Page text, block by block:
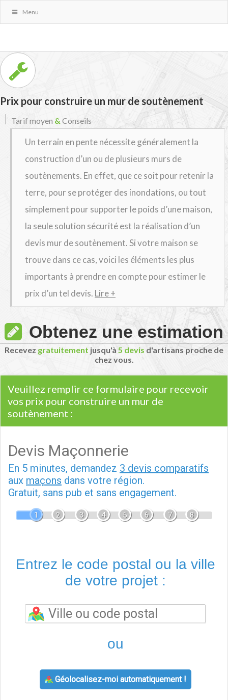
Prix pour construire un mur de soutènement
Tarif moyen & Conseils
Un terrain en pente nécessite généralement la
construction d’un ou de plusieurs murs de
soutènements. En effet, que ce soit pour retenir la
terre, pour se protéger des inondations, ou tout
simplement pour supporter le poids d’une maison,
la seule solution sécurité est la réalisation d’un
devis mur de soutènement. Si votre maison se
trouve dans ce cas, voici les éléments les plus
importants à prendre en compte pour estimer le
prix d’un tel devis. Lire +
Obtenez une estimation
Recevez gratuitement jusqu'à 5 devis d'artisans proche de
chez vous.
Veuillez remplir ce formulaire pour recevoir
vos prix pour construire un mur de
soutènement :
Devis Maçonnerie
En 5 minutes, demandez 3 devis comparatifs
aux maçons dans votre région.
Gratuit, sans pub et sans engagement.
1 2 3 4 5 6 7 8
Entrez le code postal ou la ville
de votre projet :
ou
Géolocalisez-moi automatiquement !
Menu